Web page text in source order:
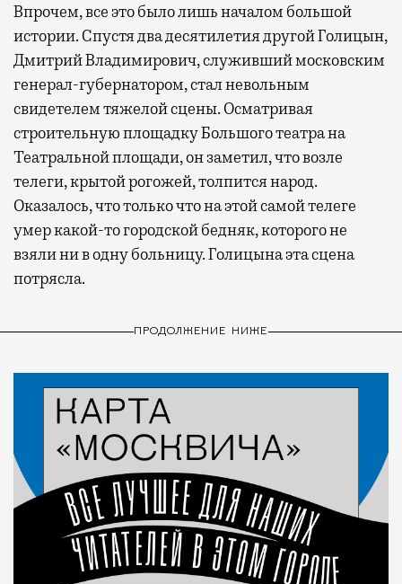
Впрочем, все это было лишь началом большой
истории. Спустя два десятилетия другой Голицын,
Дмитрий Владимирович, служивший московским
генерал-губернатором, стал невольным
свидетелем тяжелой сцены. Осматривая
строительную площадку Большого театра на
Театральной площади, он заметил, что возле
телеги, крытой рогожей, толпится народ.
Оказалось, что только что на этой самой телеге
умер какой-то городской бедняк, которого не
взяли ни в одну больницу. Голицына эта сцена
потрясла.
ПРОДОЛЖЕНИЕ НИЖЕ